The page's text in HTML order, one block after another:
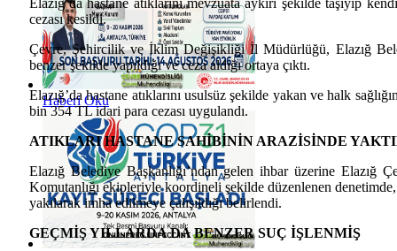
Haberi Oku
cezası kesildi.
Çevre, Şehircilik ve İklim Değişikliği İl Müdürlüğü, Elazığ
benzer şekilde yapıldığı ve ceza aldığı ortaya çıktı.
Elazığ’da hastane atıklarını usulsüz şekilde yakan ve halk
bin 354 TL idari para cezası uygulandı.
ATIKLARI HASTANE SAHİBİNİN ARAZİSİNDE
Elazığ Belediye Başkanlığı’ndan gelen ihbar üzerine
Komutanlığı ekipleriyle koordineli şekilde düzenlenen
yakılarak imha edilmeye çalışıldığı belirlendi.
GEÇMİŞ YILLARDA DA BENZER SUÇ İŞLENMİŞ